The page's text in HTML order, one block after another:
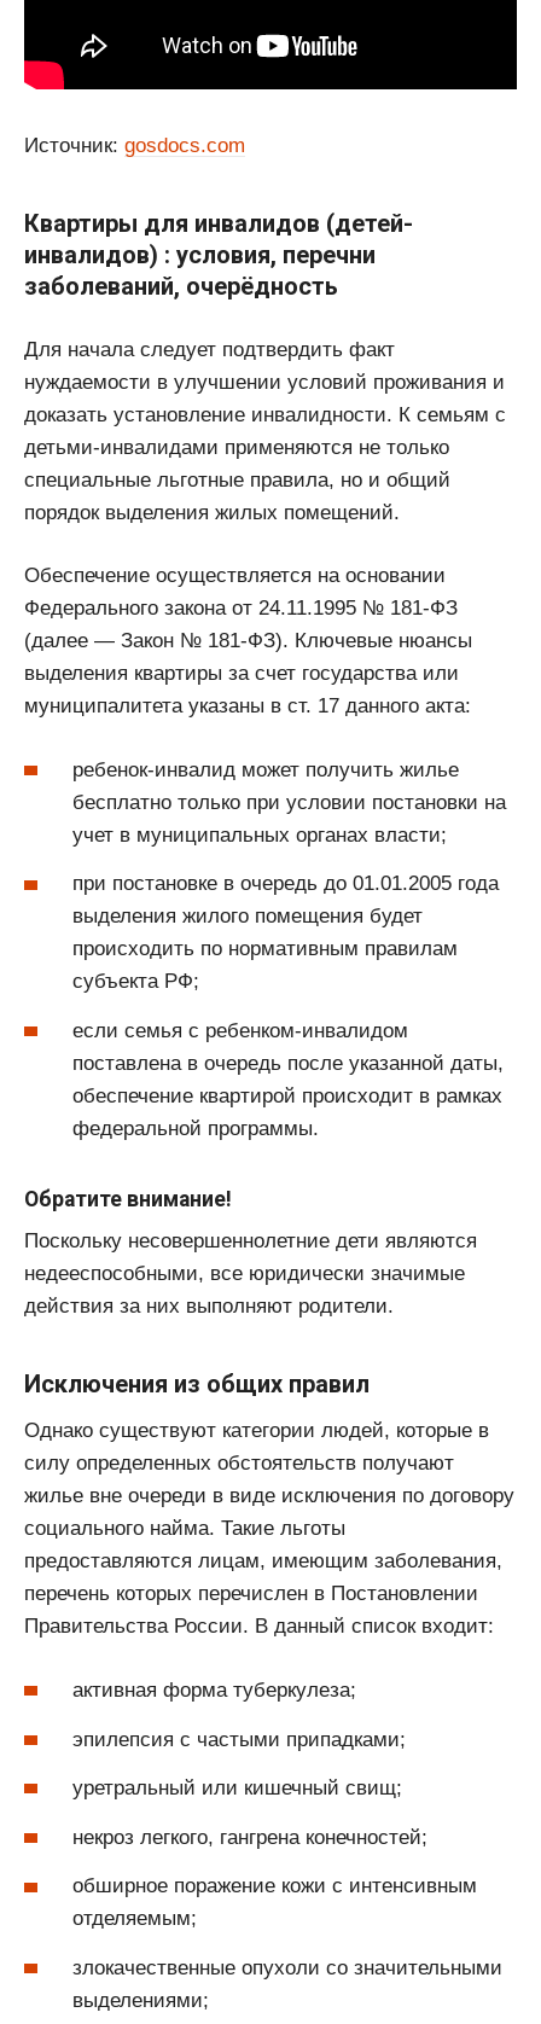
Источник: gosdocs.com
Квартиры для инвалидов (детей-
инвалидов) : условия, перечни
заболеваний, очерёдность
Для начала следует подтвердить факт
нуждаемости в улучшении условий проживания и
доказать установление инвалидности. К семьям с
детьми-инвалидами применяются не только
специальные льготные правила, но и общий
порядок выделения жилых помещений.
Обеспечение осуществляется на основании
Федерального закона от 24.11.1995 № 181-ФЗ
(далее — Закон № 181-ФЗ). Ключевые нюансы
выделения квартиры за счет государства или
муниципалитета указаны в ст. 17 данного акта:
ребенок-инвалид может получить жилье
бесплатно только при условии постановки на
учет в муниципальных органах власти;
при постановке в очередь до 01.01.2005 года
выделения жилого помещения будет
происходить по нормативным правилам
субъекта РФ;
если семья с ребенком-инвалидом
поставлена в очередь после указанной даты,
обеспечение квартирой происходит в рамках
федеральной программы.
Обратите внимание!
Поскольку несовершеннолетние дети являются
недееспособными, все юридически значимые
действия за них выполняют родители.
Исключения из общих правил
Однако существуют категории людей, которые в
силу определенных обстоятельств получают
жилье вне очереди в виде исключения по договору
социального найма. Такие льготы
предоставляются лицам, имеющим заболевания,
перечень которых перечислен в Постановлении
Правительства России. В данный список входит:
активная форма туберкулеза;
эпилепсия с частыми припадками;
уретральный или кишечный свищ;
некроз легкого, гангрена конечностей;
обширное поражение кожи с интенсивным
отделяемым;
злокачественные опухоли со значительными
выделениями;